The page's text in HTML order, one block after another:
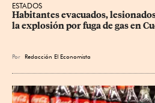
ESTADOS
Habitantes evacuados,
la explosión por fuga de gas en
Por Redacción El Economista